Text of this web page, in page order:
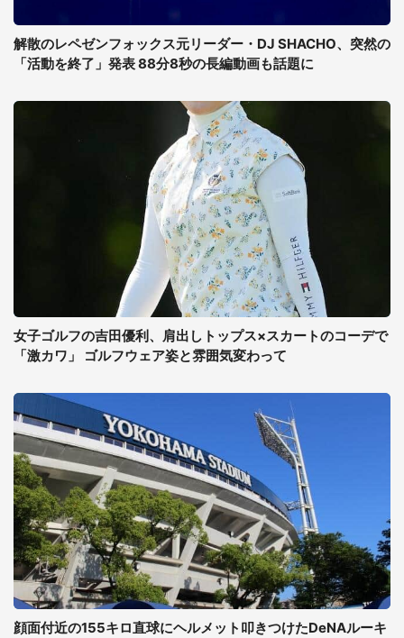
解散のレペゼンフォックス元リーダー・DJ SHACHO、突然の
「活動を終了」発表 88分8秒の長編動画も話題に
女子ゴルフの吉田優利、肩出しトップス×スカートのコーデで
「激カワ」 ゴルフウェア姿と雰囲気変わって
顔面付近の155キロ直球にヘルメット叩きつけたDeNAルーキ